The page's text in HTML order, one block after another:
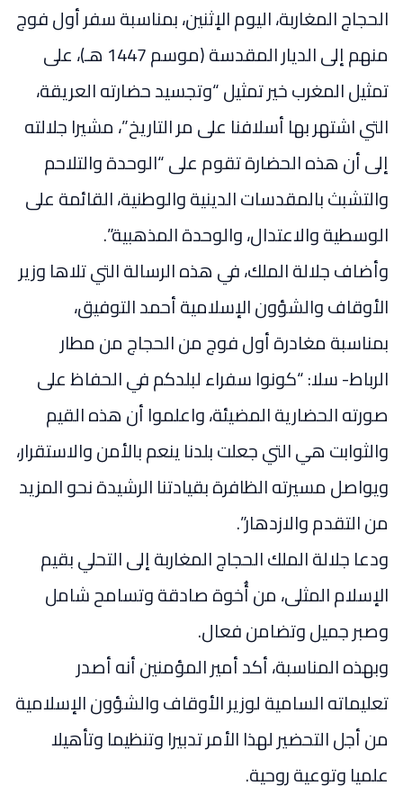
الحجاج المغاربة، اليوم الإثنين، بمناسبة سفر أول فوج
منهم إلى الديار المقدسة (موسم 1447 هـ)، على
تمثيل المغرب خير تمثيل “وتجسيد حضارته العريقة،
التي اشتهر بها أسلافنا على مر التاريخ”، مشيرا جلالته
إلى أن هذه الحضارة تقوم على “الوحدة والتلاحم
والتشبث بالمقدسات الدينية والوطنية، القائمة على
الوسطية والاعتدال، والوحدة المذهبية”.
وأضاف جلالة الملك، في هذه الرسالة التي تلاها وزير
الأوقاف والشؤون الإسلامية أحمد التوفيق،
بمناسبة مغادرة أول فوج من الحجاج من مطار
الرباط- سلا: “كونوا سفراء لبلدكم في الحفاظ على
صورته الحضارية المضيئة، واعلموا أن هذه القيم
والثوابت هي التي جعلت بلدنا ينعم بالأمن والاستقرار،
ويواصل مسيرته الظافرة بقيادتنا الرشيدة نحو المزيد
من التقدم والازدهار”.
ودعا جلالة الملك الحجاج المغاربة إلى التحلي بقيم
الإسلام المثلى، من أُخوة صادقة وتسامح شامل
وصبر جميل وتضامن فعال.
وبهذه المناسبة، أكد أمير المؤمنين أنه أصدر
تعليماته السامية لوزير الأوقاف والشؤون الإسلامية
من أجل التحضير لهذا الأمر تدبيرا وتنظيما وتأهيلا
علميا وتوعية روحية.